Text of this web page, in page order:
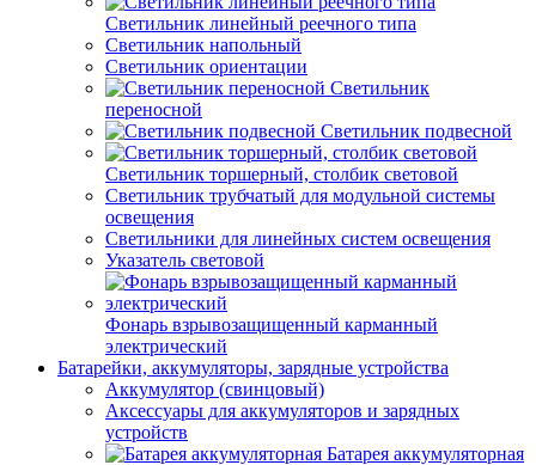
Светильник линейный реечного типа
Светильник напольный
Светильник ориентации
Светильник
переносной
Светильник подвесной
Светильник торшерный, столбик световой
Светильник трубчатый для модульной системы
освещения
Светильники для линейных систем освещения
Указатель световой
Фонарь взрывозащищенный карманный
электрический
Батарейки, аккумуляторы, зарядные устройства
Аккумулятор (свинцовый)
Аксессуары для аккумуляторов и зарядных
устройств
Батарея аккумуляторная